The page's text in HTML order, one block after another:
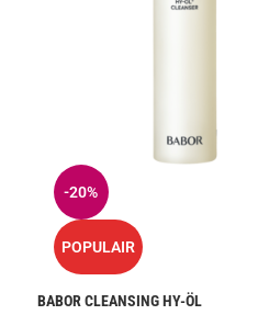
-20%
POPULAIR
BABOR CLEANSING HY-ÖL